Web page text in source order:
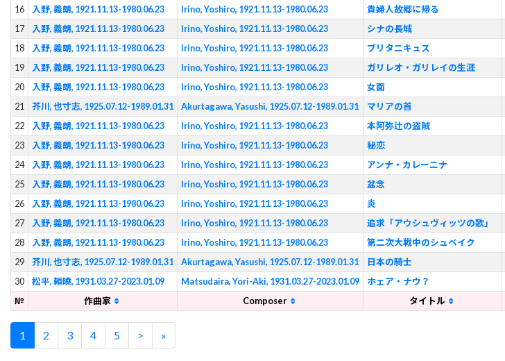
16
入野, 義朗, 1921.11.13-1980.06.23 Irino, Yoshiro, 1921.11.13-1980.06.23 貴婦人故郷に帰る
17
入野, 義朗, 1921.11.13-1980.06.23 Irino, Yoshiro, 1921.11.13-1980.06.23 シナの長城
18
入野, 義朗, 1921.11.13-1980.06.23 Irino, Yoshiro, 1921.11.13-1980.06.23 ブリタニキュス
19
入野, 義朗, 1921.11.13-1980.06.23 Irino, Yoshiro, 1921.11.13-1980.06.23 ガリレオ・ガリレイの生涯
20
入野, 義朗, 1921.11.13-1980.06.23 Irino, Yoshiro, 1921.11.13-1980.06.23 女面
21
芥川, 也寸志, 1925.07.12-1989.01.31 Akurtagawa, Yasushi, 1925.07.12-1989.01.31 マリアの首
22
入野, 義朗, 1921.11.13-1980.06.23 Irino, Yoshiro, 1921.11.13-1980.06.23 本阿弥辻の盗賊
23
入野, 義朗, 1921.11.13-1980.06.23 Irino, Yoshiro, 1921.11.13-1980.06.23 秘恋
24
入野, 義朗, 1921.11.13-1980.06.23 Irino, Yoshiro, 1921.11.13-1980.06.23 アンナ・カレーニナ
25
入野, 義朗, 1921.11.13-1980.06.23 Irino, Yoshiro, 1921.11.13-1980.06.23 盆念
26
入野, 義朗, 1921.11.13-1980.06.23 Irino, Yoshiro, 1921.11.13-1980.06.23 炎
27
入野, 義朗, 1921.11.13-1980.06.23 Irino, Yoshiro, 1921.11.13-1980.06.23 追求「アウシュヴィッツの歌」
28
入野, 義朗, 1921.11.13-1980.06.23 Irino, Yoshiro, 1921.11.13-1980.06.23 第二次大戦中のシュベイク
29
芥川, 也寸志, 1925.07.12-1989.01.31 Akurtagawa, Yasushi, 1925.07.12-1989.01.31 日本の騎士
30
松平, 頼曉, 1931.03.27-2023.01.09 Matsudaira, Yori-Aki, 1931.03.27-2023.01.09 ホェア・ナウ？
№
作曲家 Composer タイトル
1 2 3 4 5 > »